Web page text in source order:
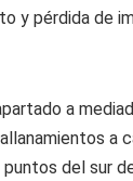
y pérdida de
a
a
del sur